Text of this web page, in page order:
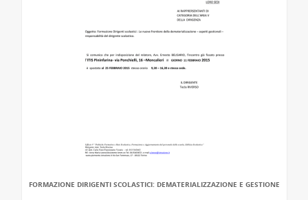
FORMAZIONE DIRIGENTI SCOLASTICI: DEMATERIALIZZAZIONE E GESTIONE